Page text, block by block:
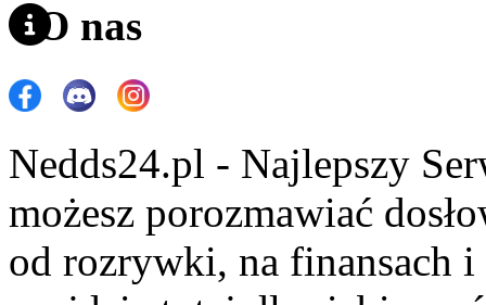
O nas
Nedds24.pl - Najlepszy
możesz porozmawiać
od rozrywki, na finansach